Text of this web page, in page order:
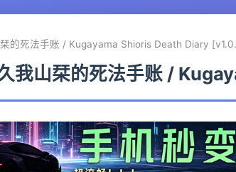
的死法手账 / Kugayama Shioris Death Diary
我山栞的死法手账 /